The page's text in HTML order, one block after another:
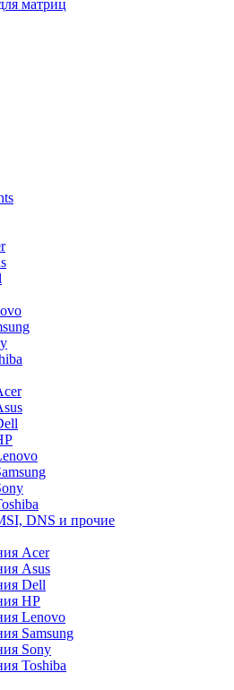
матриц
DNS и прочие
Acer
Asus
Dell
HP
Lenovo
Samsung
Sony
Toshiba